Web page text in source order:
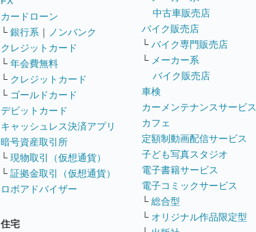
カードローン
└ 銀行系 ｜
ノンバンク
クレジットカード
└ 年会費無料
└ クレジットカード
└ ゴールドカード
デビットカード
キャッシュレス決済アプリ
暗号資産取引所
└ 現物取引（仮想通貨）
└ 証拠金取引（仮想通貨）
ロボアドバイザー
住宅
中古車販売店
バイク販売店
└ バイク専門販売店
└ メーカー系
バイク販売店
車検
カーメンテナンスサービス
カフェ
定額制動画配信サービス
子ども写真スタジオ
電子書籍サービス
電子コミックサービス
└ 総合型
└ オリジナル作品限定型